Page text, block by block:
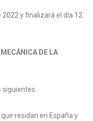
2022 y finalizará el día 12
DE LA
siguientes:
residan en España y